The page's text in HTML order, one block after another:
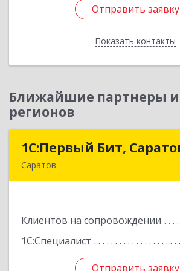
Отправить заявку
Показать контакты
Отправить заявку
Назад
Ближайшие партнеры
регионов
1С:Первый Бит,
Саратов
Клиентов на сопровождении
1С:Специалист
Отправить заявку
1С:Первый
Отправить заявку